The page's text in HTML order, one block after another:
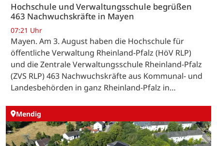
Hochschule und Verwaltungsschule begrüßen
463 Nachwuchskräfte in Mayen
07:21 Uhr
Mayen. Am 3. August haben die Hochschule für
öffentliche Verwaltung Rheinland-Pfalz (HöV RLP)
und die Zentrale Verwaltungsschule Rheinland-Pfalz
(ZVS RLP) 463 Nachwuchskräfte aus Kommunal- und
Landesbehörden in ganz Rheinland-Pfalz in…
Mendig